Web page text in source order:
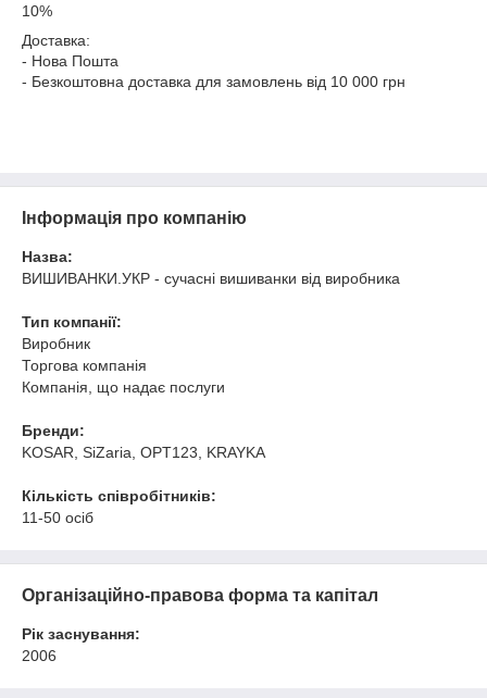
10%
Доставка:
- Нова Пошта
- Безкоштовна доставка для замовлень від 10 000 грн
Інформація про компанію
Назва:
ВИШИВАНКИ.УКР - сучасні вишиванки від виробника
Тип компанії:
Виробник
Торгова компанія
Компанія, що надає послуги
Бренди:
KOSAR, SiZaria, OPT123, KRAYKA
Кількість співробітників:
11-50 осіб
Організаційно-правова форма та капітал
Рік заснування:
2006